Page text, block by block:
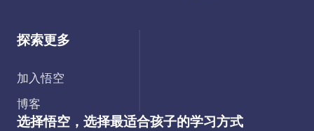
探索更多
加入悟空
博客
选择悟空，选择最适合孩子的学习方式